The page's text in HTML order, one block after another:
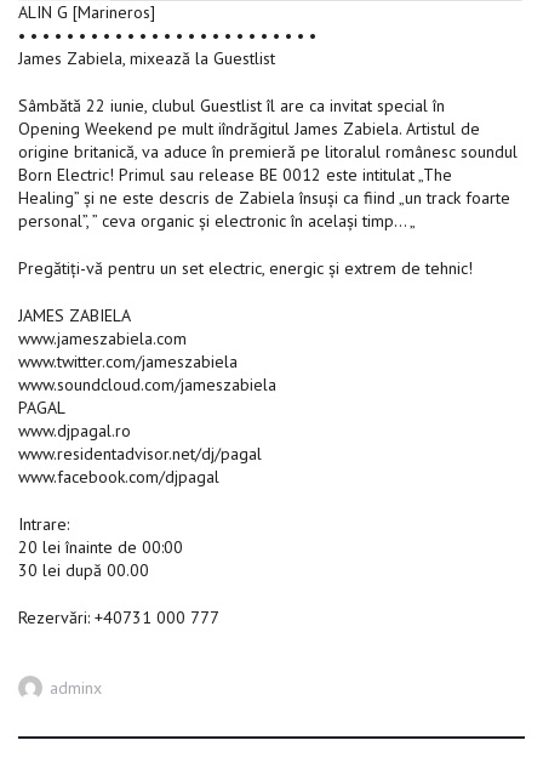
ALIN G [Marineros]
• • • • • • • • • • • • • • • • • • • • • • • • •
James Zabiela, mixează la Guestlist
Sâmbătă 22 iunie, clubul Guestlist îl are ca invitat special în
Opening Weekend pe mult iîndrăgitul James Zabiela. Artistul de
origine britanică, va aduce în premieră pe litoralul românesc soundul
Born Electric! Primul sau release BE 0012 este intitulat „The
Healing” și ne este descris de Zabiela însuși ca fiind „un track foarte
personal”, ” ceva organic și electronic în același timp… „
Pregătiți-vă pentru un set electric, energic și extrem de tehnic!
JAMES ZABIELA
www.jameszabiela.com
www.twitter.com/jameszabiela
www.soundcloud.com/jameszabiela
PAGAL
www.djpagal.ro
www.residentadvisor.net/dj/pagal
www.facebook.com/djpagal
Intrare:
20 lei înainte de 00:00
30 lei după 00.00
Rezervări: +40731 000 777
Author
adminx